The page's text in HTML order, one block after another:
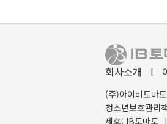
회사소개 I
(주)아이비토마토
청소년보호관리
제호: IB토마토 I